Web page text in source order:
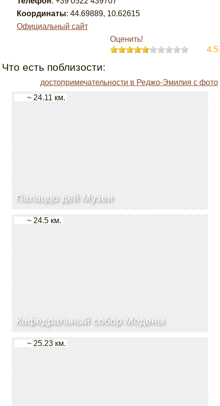
Координаты: 44.69889, 10.62615
Официальный сайт
Оценить!
4.5
Что есть поблизости:
достопримечательности в Реджо-Эмилия с фото
Палаццо дей Музеи
~ 24.11 км.
Кафедральный собор Модены
~ 24.5 км.
~ 25.23 км.